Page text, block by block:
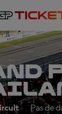
Pas de